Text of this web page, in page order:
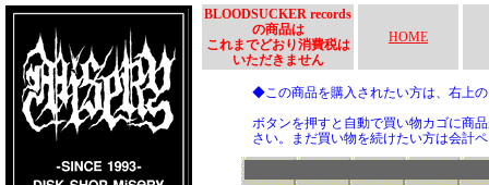
BLOODSUCKER records
の商品は
これまでどおり消費税は
いただきません
HOME
◆この商品を購入されたい方は、右上
ボタンを押すと自動で買い物カゴに商
さい。まだ買い物を続けたい方は会計